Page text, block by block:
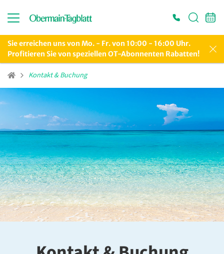
Sie erreichen uns von Mo. - Fr. von 10:00 - 16:00 Uhr.
Profitieren Sie von speziellen OT-Abonnenten Rabatten!
Kontakt & Buchung